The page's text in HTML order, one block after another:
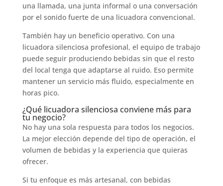
una llamada, una junta informal o una conversación
por el sonido fuerte de una licuadora convencional.
También hay un beneficio operativo. Con una
licuadora silenciosa profesional, el equipo de trabajo
puede seguir produciendo bebidas sin que el resto
del local tenga que adaptarse al ruido. Eso permite
mantener un servicio más fluido, especialmente en
horas pico.
¿Qué licuadora silenciosa conviene más para
tu negocio?
No hay una sola respuesta para todos los negocios.
La mejor elección depende del tipo de operación, el
volumen de bebidas y la experiencia que quieras
ofrecer.
Si tu enfoque es más artesanal, con bebidas